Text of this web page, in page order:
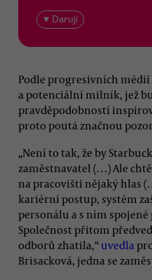
♥ Daruji
Podle progresivních médií
a potenciální milník, jež
pravděpodobností
proto poutá značnou
„Není to tak, že by
zaměstnavatel (…) Ale
na pracovišti nějaký hlas
kariérní postup, systém
personálu a s ním
Společnost přitom
odborů zhatila,“uvedla
Brisacková, jedna se